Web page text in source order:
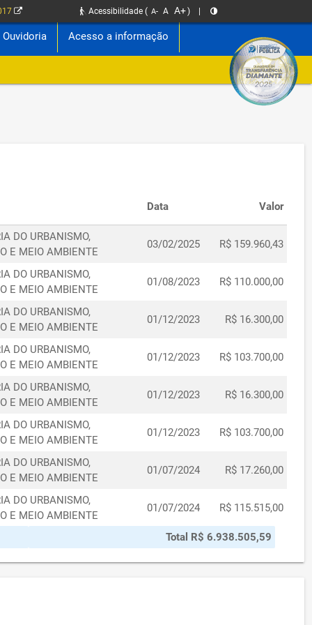
Acessibilidade ( A- A A+)
Ouvidoria Acesso a informação
Data Valor
DO URBANISMO,
E MEIO AMBIENTE
03/02/2025 R$ 159.960,43
DO URBANISMO,
E MEIO AMBIENTE
01/08/2023 R$ 110.000,00
DO URBANISMO,
E MEIO AMBIENTE
01/12/2023 R$ 16.300,00
DO URBANISMO,
E MEIO AMBIENTE
01/12/2023 R$ 103.700,00
DO URBANISMO,
E MEIO AMBIENTE
01/12/2023 R$ 16.300,00
DO URBANISMO,
E MEIO AMBIENTE
01/12/2023 R$ 103.700,00
DO URBANISMO,
E MEIO AMBIENTE
01/07/2024 R$ 17.260,00
DO URBANISMO,
E MEIO AMBIENTE
01/07/2024 R$ 115.515,00
01/07/2024 R$ 110.000,00
Total R$ 6.938.505,59